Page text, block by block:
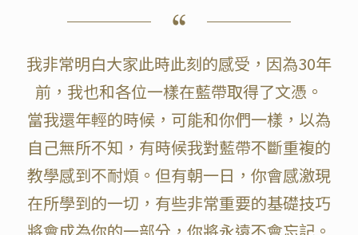
我非常明白大家此時此刻的感受，因為30年
前，我也和各位一樣在藍帶取得了文憑。
當我還年輕的時候，可能和你們一樣，以為
自己無所不知，有時候我對藍帶不斷重複的
教學感到不耐煩。但有朝一日，你會感激現
在所學到的一切，有些非常重要的基礎技巧